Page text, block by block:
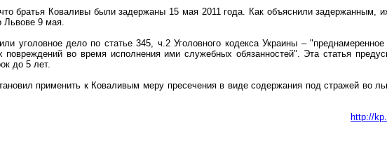
братья Коваливы были задержаны 15 мая 2011 года. Как объяснили задержанным,
Львове 9 мая.
уголовное дело по статье 345, ч.2 Уголовного кодекса Украины – "преднамеренное
повреждений во время исполнения ими служебных обязанностей". Эта статья
до 5 лет.
применить к Коваливым меру пресечения в виде содержания под стражей во
http://